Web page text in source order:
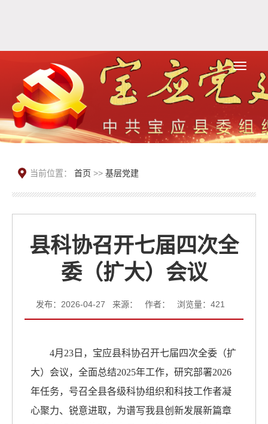
当前位置： 首页 >> 基层党建
县科协召开七届四次全
委（扩大）会议
发布：2026-04-27 来源： 作者： 浏览量： 421
4月23日，宝应县科协召开七届四次全委（扩
大）会议，全面总结2025年工作，研究部署2026
年任务，号召全县各级科协组织和科技工作者凝
心聚力、锐意进取，为谱写我县创新发展新篇章